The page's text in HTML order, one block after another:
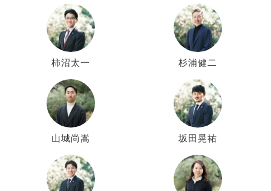
柿沼太一 杉浦健二
山城尚嵩 坂田晃祐